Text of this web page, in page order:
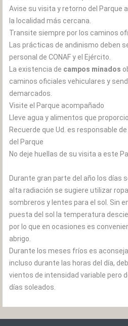
Avise su visita y retorno del Parque
la localidad más cercana.
Transite siempre por los caminos
Las prácticas de andinismo deben
personal de CONAF y el Ejército.
La existencia de campos minados
caminos oficiales vehiculares y
demarcados.
Visite el Parque acompañado
Lleve agua y alimentos que
Recuerde que Ud. es responsable
del Parque
No deje huellas de su visita a este
Durante gran parte del año los días
alta radiación se sugiere utilizar
sombreros y lentes para el sol. Sin
puesta del sol la temperatura
por lo que en ocasiones es
abrigo.
Durante los meses fríos es
incluso durante las horas del día,
vientos de intensidad variable pero
días soleados.